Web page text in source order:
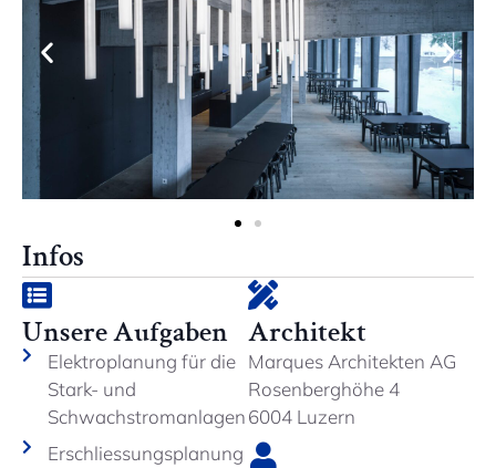
Infos
Unsere Aufgaben
Elektroplanung für die
Stark- und
Schwachstromanlagen
Erschliessungsplanung
Architekt
Marques Architekten AG
Rosenberghöhe 4
6004 Luzern